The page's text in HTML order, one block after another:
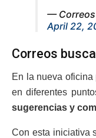
— Correos
April 22,
Correos
En la nueva
en diferentes
sugerencias y
Con esta iniciativa